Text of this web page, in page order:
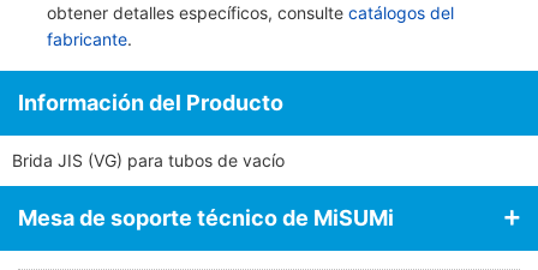
obtener detalles específicos, consulte catálogos del
fabricante.
Información del Producto
Brida JIS (VG) para tubos de vacío
Mesa de soporte técnico de MiSUMi